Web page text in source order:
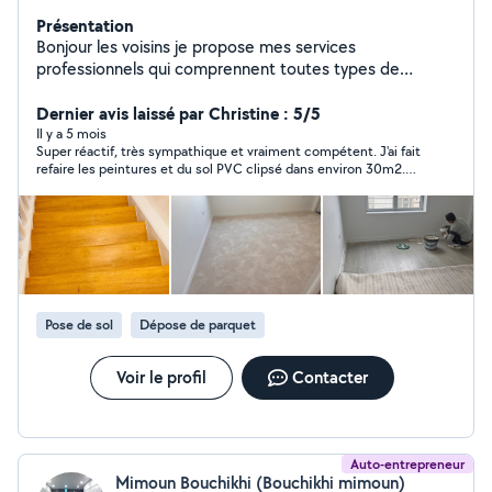
Présentation
Bonjour les voisins je propose mes services
professionnels qui comprennent toutes types de
experience rest a votre disposition merci
Dernier avis laissé par Christine : 5/5
Il y a 5 mois
Super réactif, très sympathique et vraiment compétent. J'ai fait
refaire les peintures et du sol PVC clipsé dans environ 30m2.
avec soin, le tout pour un prix très compétitif. Je recommande
sans réserve. Merci Hasib
Pose de sol Dépose de parquet
Voir le profil Contacter
Auto-entrepreneur
Mimoun Bouchikhi (Bouchikhi mimoun)